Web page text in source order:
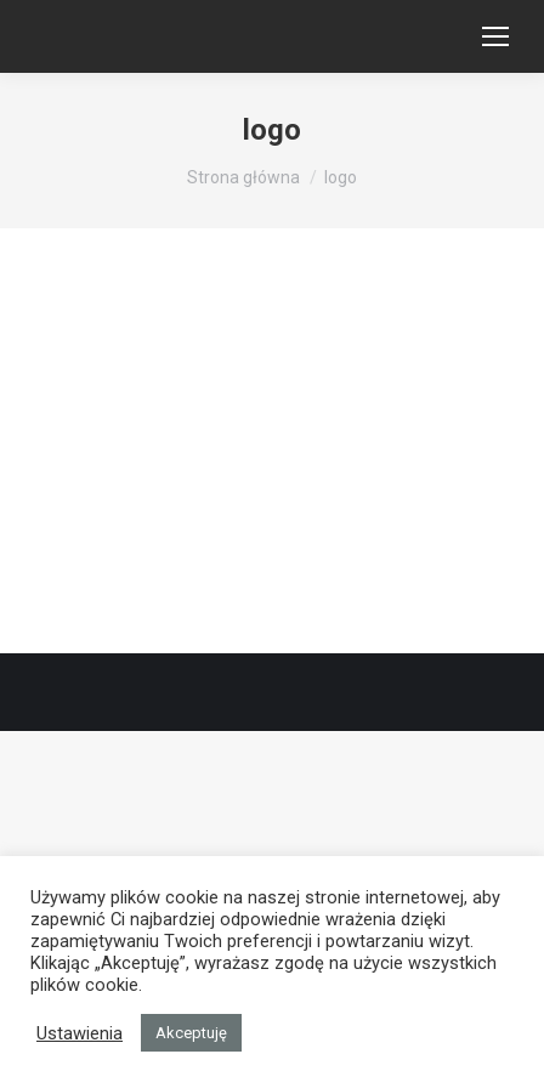
logo
Jesteś tutaj:
Strona główna logo
Używamy plików cookie na naszej stronie internetowej, aby
zapewnić Ci najbardziej odpowiednie wrażenia dzięki
zapamiętywaniu Twoich preferencji i powtarzaniu wizyt.
Klikając „Akceptuję”, wyrażasz zgodę na użycie wszystkich
plików cookie.
Ustawienia Akceptuję